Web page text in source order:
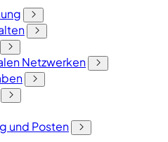
Netzwerken
und Posten